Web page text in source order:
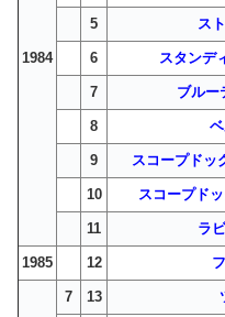
1984
5 ス
6 スタンデ
7 ブルー
8
9 スコープドッ
10 スコープド
11 ラ
1985 12
7 13